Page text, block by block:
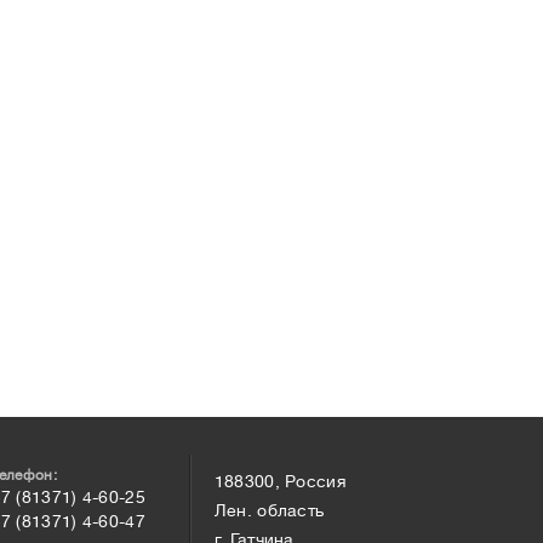
(81371) 4-60-25
(81371) 4-60-47
188300, Россия
Лен. область